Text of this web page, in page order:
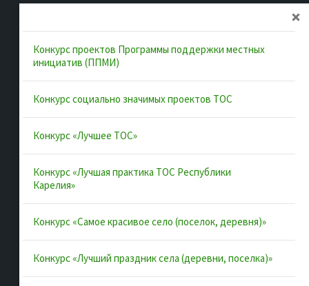
Об ассоциации
Документы
Муниципальные образования
Конкурсы и лучшие практики
Контакты
Полезные ссылки
Интернет-портал Республики Карелия
Конкурс проектов Программы поддержки местных
инициатив (ППМИ)
Конкурс социально значимых проектов ТОС
Конкурс «Лучшее ТОС»
Конкурс «Лучшая практика ТОС Республики
Карелия»
Конкурс «Самое красивое село (поселок, деревня)»
Конкурс «Лучший праздник села (деревни, поселка)»